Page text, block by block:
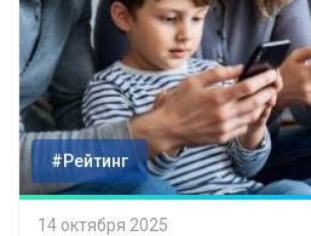
#Рейтинг
14 октября 2025